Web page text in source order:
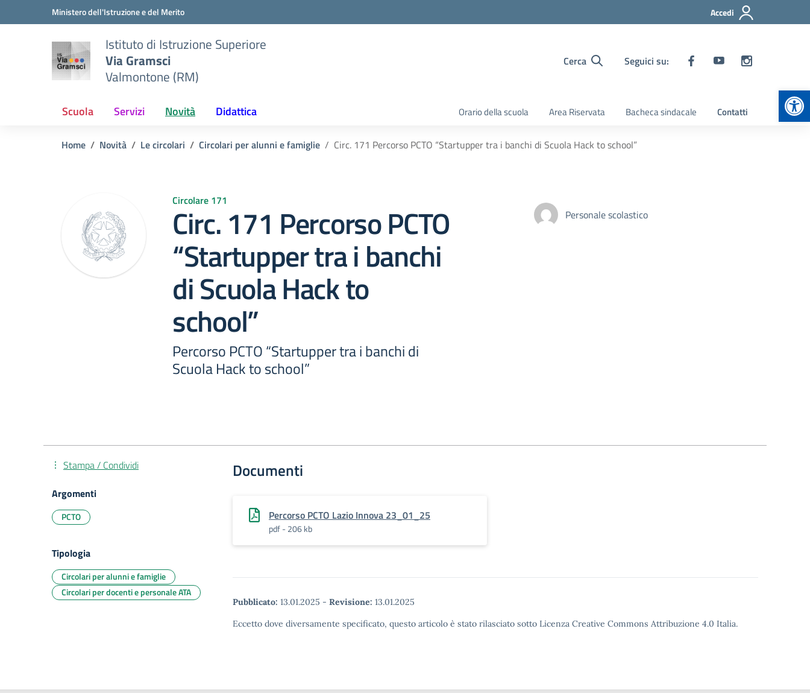
Vai ai contenuti
Vai al menu di navigazioneMinistero dell'Istruzione e del Merito Accedi
Istituto di Istruzione Superiore
Via Gramsci
Valmontone (RM)
Cerca Seguici su:
Scuola Servizi Novità Didattica Orario della scuola Area Riservata Bacheca sindacale Contatti
Home Novità Le circolari Circolari per alunni e famiglie Circ. 171 Percorso PCTO “Startupper tra i banchi di Scuola Hack to school”
Circolare 171
Circ. 171 Percorso PCTO
“Startupper tra i banchi
di Scuola Hack to
school”
Percorso PCTO “Startupper tra i banchi di
Scuola Hack to school”
Personale scolastico
Documenti
Percorso PCTO Lazio Innova 23_01_25
pdf - 206 kb
Pubblicato: 13.01.2025 - Revisione: 13.01.2025
Eccetto dove diversamente specificato, questo articolo è stato rilasciato sotto Licenza Creative Commons Attribuzione 4.0 Italia.
Stampa / Condividi
Argomenti
PCTO
Tipologia
Circolari per alunni e famiglie
Circolari per docenti e personale ATA